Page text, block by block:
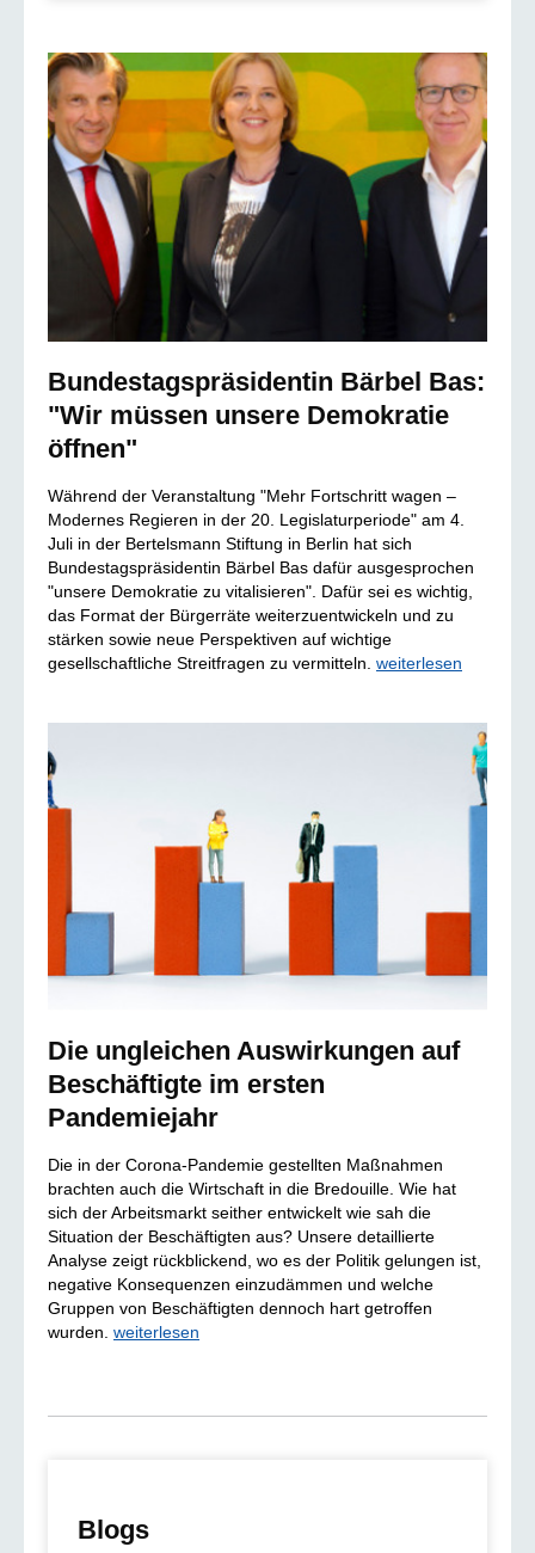
Bundestagspräsidentin Bärbel Bas:
"Wir müssen unsere Demokratie
öffnen"
Während der Veranstaltung "Mehr Fortschritt wagen –
Modernes Regieren in der 20. Legislaturperiode" am 4.
Juli in der Bertelsmann Stiftung in Berlin hat sich
Bundestagspräsidentin Bärbel Bas dafür ausgesprochen
"unsere Demokratie zu vitalisieren". Dafür sei es wichtig,
das Format der Bürgerräte weiterzuentwickeln und zu
stärken sowie neue Perspektiven auf wichtige
gesellschaftliche Streitfragen zu vermitteln. weiterlesen
Die ungleichen Auswirkungen auf
Beschäftigte im ersten
Pandemiejahr
Die in der Corona-Pandemie gestellten Maßnahmen
brachten auch die Wirtschaft in die Bredouille. Wie hat
sich der Arbeitsmarkt seither entwickelt wie sah die
Situation der Beschäftigten aus? Unsere detaillierte
Analyse zeigt rückblickend, wo es der Politik gelungen ist,
negative Konsequenzen einzudämmen und welche
Gruppen von Beschäftigten dennoch hart getroffen
wurden. weiterlesen
Blogs